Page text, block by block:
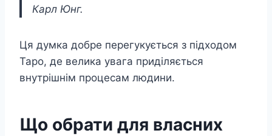
Карл Юнг.
Ця думка добре перегукується з підходом
Таро, де велика увага приділяється
внутрішнім процесам людини.
Що обрати для власних